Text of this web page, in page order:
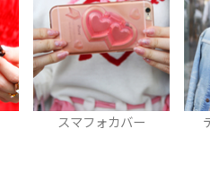
バー デニムジャケット